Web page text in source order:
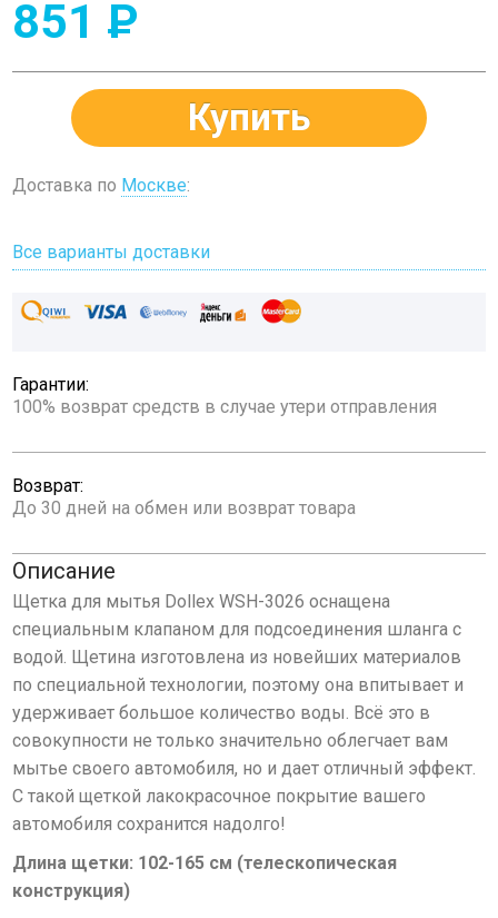
851 P
Купить
Доставка по Москве:
Все варианты доставки
Гарантии:
100% возврат средств в случае утери отправления
Возврат:
До 30 дней на обмен или возврат товара
Описание
Щетка для мытья Dollex WSH-3026 оснащена
специальным клапаном для подсоединения шланга с
водой. Щетина изготовлена из новейших материалов
по специальной технологии, поэтому она впитывает и
удерживает большое количество воды. Всё это в
совокупности не только значительно облегчает вам
мытье своего автомобиля, но и дает отличный эффект.
С такой щеткой лакокрасочное покрытие вашего
автомобиля сохранится надолго!
Длина щетки: 102-165 см (телескопическая
конструкция)